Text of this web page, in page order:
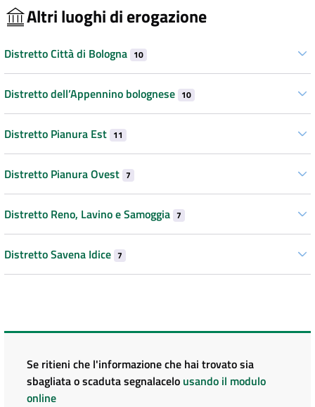
Altri luoghi di erogazione
Distretto Città di Bologna 10
Distretto dell’Appennino bolognese 10
Distretto Pianura Est 11
Distretto Pianura Ovest 7
Distretto Reno, Lavino e Samoggia 7
Distretto Savena Idice 7
Se ritieni che l'informazione che hai trovato sia
sbagliata o scaduta segnalacelo usando il modulo
online